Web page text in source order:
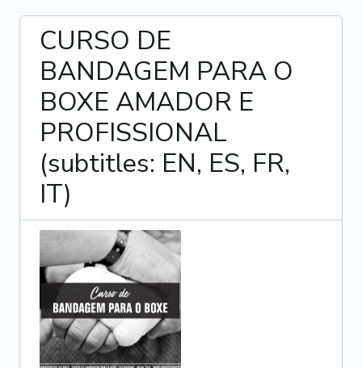
CURSO DE
BANDAGEM PARA O
BOXE AMADOR E
PROFISSIONAL
(subtitles: EN, ES, FR,
IT)